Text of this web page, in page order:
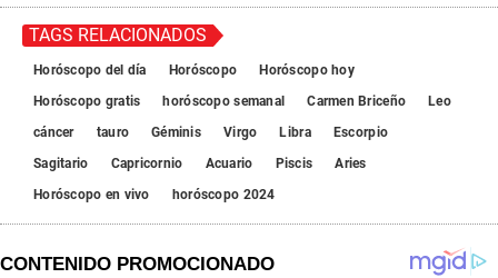
TAGS RELACIONADOS
Horóscopo del día Horóscopo
Horóscopo hoy
Horóscopo gratis
horóscopo semanal Carmen Briceño
Leo
cáncer
tauro Géminis Virgo Libra
Escorpio
Sagitario
Capricornio Acuario Piscis
Aries
Horóscopo en vivo
horóscopo 2024